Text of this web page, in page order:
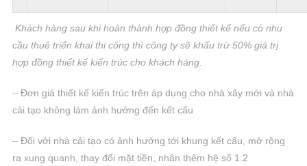
Khách hàng sau khi hoàn thành hợp đồng thiết kế nếu có nhu
cầu thuê triển khai thi công thì công ty sẽ khấu trừ 50% giá trị
hợp đồng thiết kế kiến trúc cho khách hàng.
– Đơn giá thiết kế kiến trúc trên áp dụng cho nhà xây mới và nhà
cải tạo không làm ảnh hưởng đến kết cấu
– Đối với nhà cải tạo có ảnh hưởng tới khung kết cấu, mở rộng
ra xung quanh, thay đổi mặt tiền, nhân thêm hệ số 1.2